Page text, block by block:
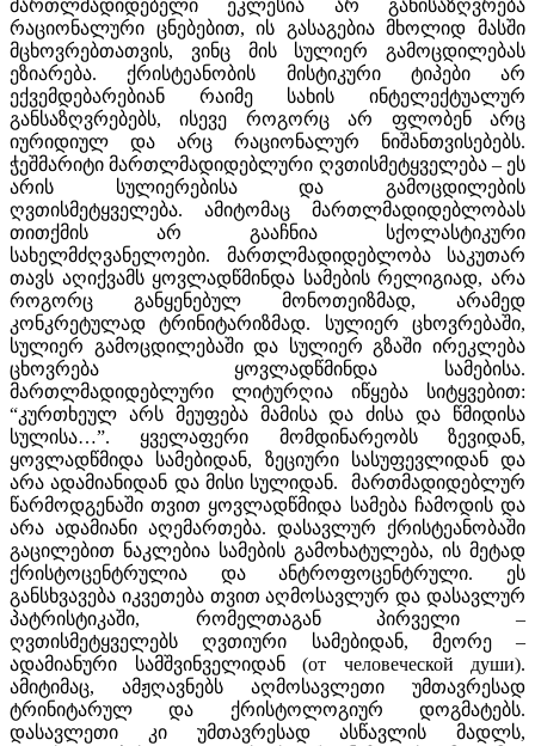
მართლმადიდებელი ეკლესია არ განისაზღვრება
რაციონალური ცნებებით, ის გასაგებია მხოლიდ მასში
მცხოვრებთათვის, ვინც მის სულიერ გამოცდილებას
ეზიარება. ქრისტეანობის მისტიკური ტიპები არ
ექვემდებარებიან რაიმე სახის ინტელექტუალურ
განსაზღვრებებს, ისევე როგორც არ ფლობენ არც
იურიდიულ და არც რაციონალურ ნიშანთვისებებს.
ჭეშმარიტი მართლმადიდებლური ღვთისმეტყველება – ეს
არის სულიერებისა და გამოცდილების
ღვთისმეტყველება. ამიტომაც მართლმადიდებლობას
თითქმის არ გააჩნია სქოლასტიკური
სახელმძღვანელოები. მართლმადიდებლობა საკუთარ
თავს აღიქვამს ყოვლადწმინდა სამების რელიგიად, არა
როგორც განყენებულ მონოთეიზმად, არამედ
კონკრეტულად ტრინიტარიზმად. სულიერ ცხოვრებაში,
სულიერ გამოცდილებაში და სულიერ გზაში ირეკლება
ცხოვრება ყოვლადწმინდა სამებისა.
მართლმადიდებლური ლიტურღია იწყება სიტყვებით:
“კურთხეულ არს მეუფება მამისა და ძისა და წმიდისა
სულისა…”. ყველაფერი მომდინარეობს ზევიდან,
ყოვლადწმიდა სამებიდან, ზეციური სასუფევლიდან და
არა ადამიანიდან და მისი სულიდან. მართმადიდებლურ
წარმოდგენაში თვით ყოვლადწმიდა სამება ჩამოდის და
არა ადამიანი აღემართება. დასავლურ ქრისტეანობაში
გაცილებით ნაკლებია სამების გამოხატულება, ის მეტად
ქრისტოცენტრულია და ანტროფოცენტრული. ეს
განსხვავება იკვეთება თვით აღმოსავლურ და დასავლურ
პატრისტიკაში, რომელთაგან პირველი –
ღვთისმეტყველებს ღვთიური სამებიდან, მეორე –
ადამიანური სამშვინველიდან (от человеческой души).
ამიტიმაც, ამჟღავნებს აღმოსავლეთი უმთავრესად
ტრინიტარულ და ქრისტოლოგიურ დოგმატებს.
დასავლეთი კი უმთავრესად ასწავლის მადლს,